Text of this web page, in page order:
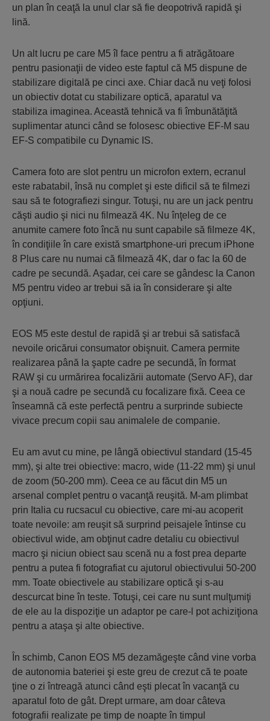
un plan în ceaţă la unul clar să fie deopotrivă rapidă şi
lină.
Un alt lucru pe care M5 îl face pentru a fi atrăgătoare
pentru pasionaţii de video este faptul că M5 dispune de
stabilizare digitală pe cinci axe. Chiar dacă nu veţi folosi
un obiectiv dotat cu stabilizare optică, aparatul va
stabiliza imaginea. Această tehnică va fi îmbunătăţită
suplimentar atunci când se folosesc obiective EF-M sau
EF-S compatibile cu Dynamic IS.
Camera foto are slot pentru un microfon extern, ecranul
este rabatabil, însă nu complet şi este dificil să te filmezi
sau să te fotografiezi singur. Totuşi, nu are un jack pentru
căşti audio şi nici nu filmează 4K. Nu înţeleg de ce
anumite camere foto încă nu sunt capabile să filmeze 4K,
în condiţiile în care există smartphone-uri precum iPhone
8 Plus care nu numai că filmează 4K, dar o fac la 60 de
cadre pe secundă. Aşadar, cei care se gândesc la Canon
M5 pentru video ar trebui să ia în considerare şi alte
opţiuni.
EOS M5 este destul de rapidă şi ar trebui să satisfacă
nevoile oricărui consumator obişnuit. Camera permite
realizarea până la şapte cadre pe secundă, în format
RAW şi cu urmărirea focalizării automate (Servo AF), dar
şi a nouă cadre pe secundă cu focalizare fixă. Ceea ce
înseamnă că este perfectă pentru a surprinde subiecte
vivace precum copii sau animalele de companie.
Eu am avut cu mine, pe lângă obiectivul standard (15-45
mm), şi alte trei obiective: macro, wide (11-22 mm) şi unul
de zoom (50-200 mm). Ceea ce au făcut din M5 un
arsenal complet pentru o vacanţă reuşită. M-am plimbat
prin Italia cu rucsacul cu obiective, care mi-au acoperit
toate nevoile: am reuşit să surprind peisajele întinse cu
obiectivul wide, am obţinut cadre detaliu cu obiectivul
macro şi niciun obiect sau scenă nu a fost prea departe
pentru a putea fi fotografiat cu ajutorul obiectivului 50-200
mm. Toate obiectivele au stabilizare optică şi s-au
descurcat bine în teste. Totuşi, cei care nu sunt mulţumiţi
de ele au la dispoziţie un adaptor pe care-l pot achiziţiona
pentru a ataşa şi alte obiective.
În schimb, Canon EOS M5 dezamăgeşte când vine vorba
de autonomia bateriei şi este greu de crezut că te poate
ţine o zi întreagă atunci când eşti plecat în vacanţă cu
aparatul foto de gât. Drept urmare, am doar câteva
fotografii realizate pe timp de noapte în timpul